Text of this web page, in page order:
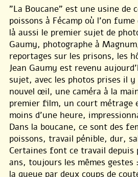
"La Boucane" est une usine de
poissons à Fécamp où l’on
là aussi le premier sujet de
Gaumy, photographe à
reportages sur les prisons, les
Jean Gaumy est revenu
sujet, avec les photos prises il
nouvel œil, une caméra à la
premier film, un court métrage
moins d’une heure,
Dans la boucane, ce sont des
poissons, travail pénible, dur,
Certaines font ce travail
ans, toujours les mêmes
la queue par deux coups de